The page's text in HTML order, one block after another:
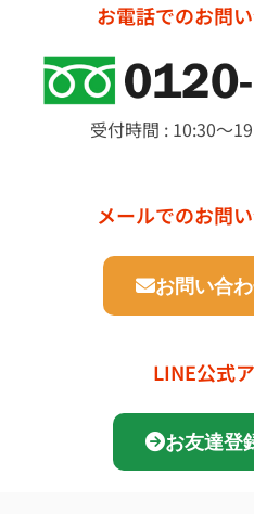
お電話でのお問
受付時間 : 10:30～
メールでのお問
お問い合
LINE公式
お友達登